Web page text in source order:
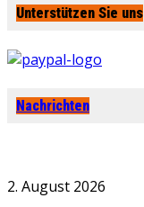
Unterstützen Sie uns
Nachrichten
2. August 2026